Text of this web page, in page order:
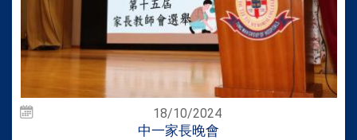
18/10/2024
中一家長晚會